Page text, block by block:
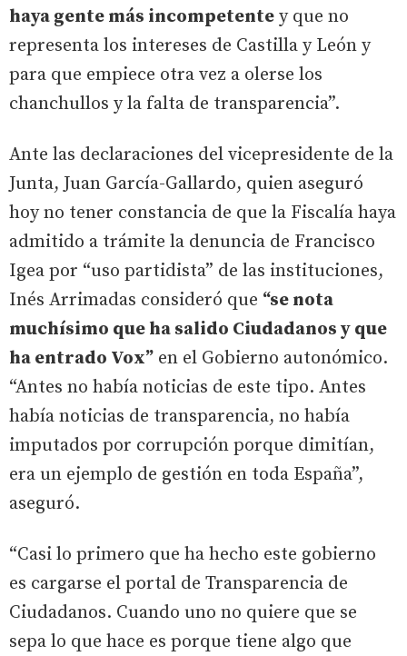
haya gente más incompetente y que no
representa los intereses de Castilla y León y
para que empiece otra vez a olerse los
chanchullos y la falta de transparencia”.
Ante las declaraciones del vicepresidente de la
Junta, Juan García-Gallardo, quien aseguró
hoy no tener constancia de que la Fiscalía haya
admitido a trámite la denuncia de Francisco
Igea por “uso partidista” de las instituciones,
Inés Arrimadas consideró que “se nota
muchísimo que ha salido Ciudadanos y que
ha entrado Vox” en el Gobierno autonómico.
“Antes no había noticias de este tipo. Antes
había noticias de transparencia, no había
imputados por corrupción porque dimitían,
era un ejemplo de gestión en toda España”,
aseguró.
“Casi lo primero que ha hecho este gobierno
es cargarse el portal de Transparencia de
Ciudadanos. Cuando uno no quiere que se
sepa lo que hace es porque tiene algo que